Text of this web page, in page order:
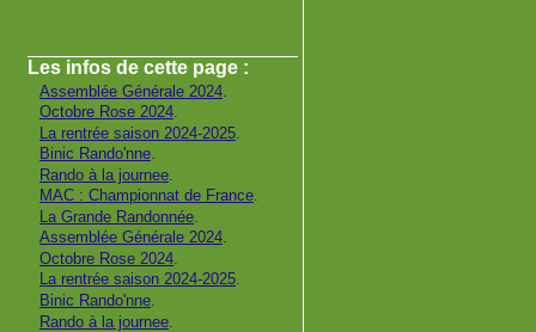
Les infos de cette page :
Assemblée Générale 2024
Octobre Rose 2024.
La rentrée saison 2024-2025
Binic Rando'nne.
Rando à la journee
MAC : Championnat de France.
La Grande Randonnée
Assemblée Générale 2024.
Octobre Rose 2024
La rentrée saison 2024-2025.
Binic Rando'nne.
Rando à la journee